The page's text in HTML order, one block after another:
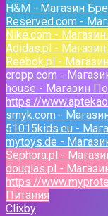
H&M - Магазин
Reserved.com -
Nike.com -
Adidas.pl -
Reebok.pl -
cropp.com -
house - Магазин
https://
smyk.com -
51015kids.eu -
mytoys.de -
Sephora.pl -
douglas.pl -
https://
Питания
Clixby